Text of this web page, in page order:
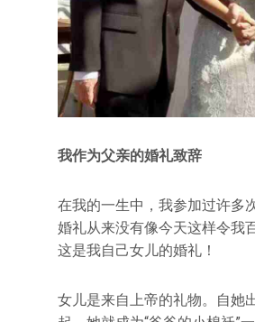
我作为父亲的婚礼致辞
在我的一生中，我参加过许多
婚礼从来没有像今天这样令我
这是我自己女儿的婚礼！
女儿是来自上帝的礼物。自她